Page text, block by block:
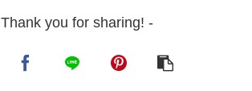
- Thank you for sharing! -